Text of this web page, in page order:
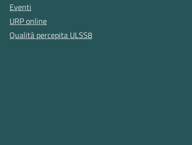
Eventi
URP online
Qualità percepita ULSS8